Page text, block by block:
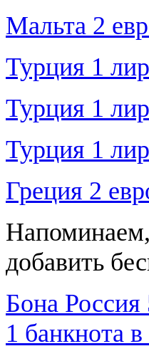
Мальта 2
Турция 1
Турция 1
Турция 1
Греция 2
добавить
Бона
1 банкнота в